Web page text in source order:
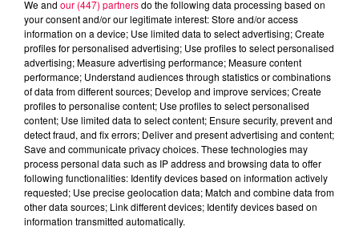
We and our (447) partnersdo the following data processing based on
your consent and/or our legitimate interest: Store and/or access
information on a device; Use limited data to select advertising; Create
profiles for personalised advertising; Use profiles to select personalised
advertising; Measure advertising performance; Measure content
performance; Understand audiences through statistics or combinations
of data from different sources; Develop and improve services; Create
profiles to personalise content; Use profiles to select personalised
content; Use limited data to select content; Ensure security, prevent and
detect fraud, and fix errors; Deliver and present advertising and content;
Save and communicate privacy choices. These technologies may
process personal data such as IP address and browsing data to offer
following functionalities: Identify devices based on information actively
requested; Use precise geolocation data; Match and combine data from
other data sources; Link different devices; Identify devices based on
information transmitted automatically.